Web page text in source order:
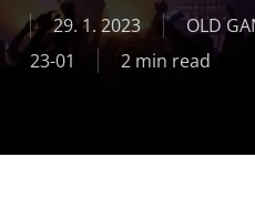
29. 1. 2023 OLD
23-01
2 min read